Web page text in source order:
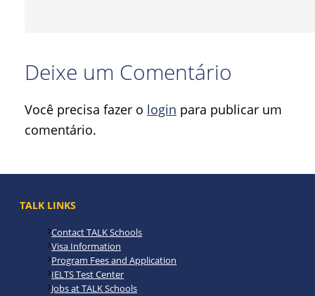
Deixe um Comentário
Você precisa fazer o login para publicar um
comentário.
TALK LINKS
Contact TALK Schools
Visa Information
Program Fees and Application
IELTS Test Center
Jobs at TALK Schools